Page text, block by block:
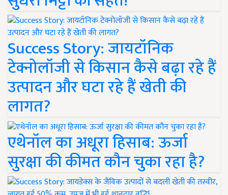
Success Story: जायटॉनिक
टेक्नोलॉजी से किसान कैसे बढ़ा रहे हैं
उत्पादन और घटा रहे हैं खेती की
लागत?
एथेनॉल का अधूरा हिसाब: ऊर्जा
सुरक्षा की कीमत कौन चुका रहा है?